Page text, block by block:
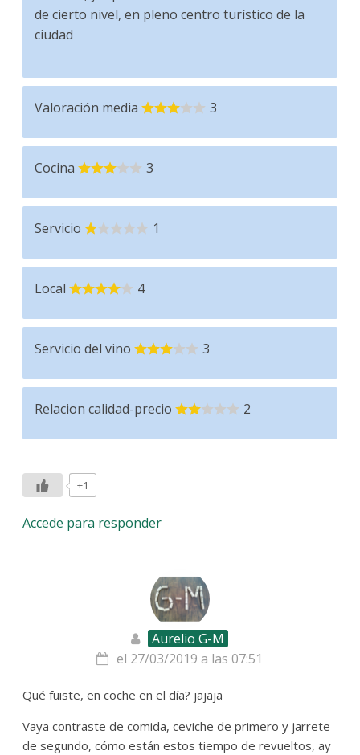
de cierto nivel, en pleno centro turístico de la
ciudad
Valoración media 3
Cocina 3
Servicio 1
Local 4
Servicio del vino 3
Relacion calidad-precio 2
+1
Accede para responder
Aurelio G-M
el 27/03/2019 a las 07:51
Qué fuiste, en coche en el día? jajaja
Vaya contraste de comida, ceviche de primero y jarrete
de segundo, cómo están estos tiempo de revueltos, ay